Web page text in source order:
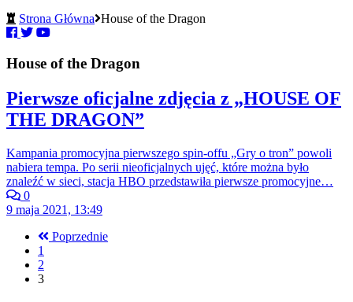
Strona Główna House of the Dragon
House of the Dragon
Pierwsze oficjalne zdjęcia z „HOUSE OF
THE DRAGON”
Kampania promocyjna pierwszego spin-offu „Gry o tron” powoli
nabiera tempa. Po serii nieoficjalnych ujęć, które można było
znaleźć w sieci, stacja HBO przedstawiła pierwsze promocyjne…
0
9 maja 2021, 13:49
Poprzednie
1
2
3